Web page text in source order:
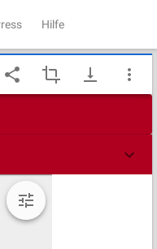
Hilfe